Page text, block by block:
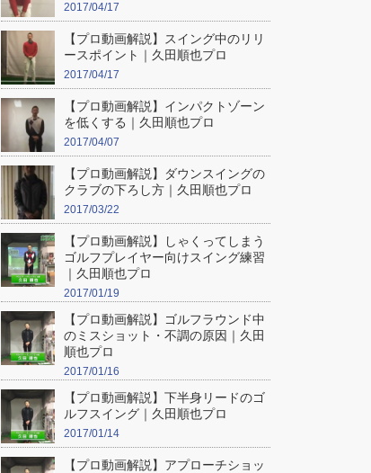
2017/04/17
【プロ動画解説】スイング中のリリ
ースポイント｜久田順也プロ
2017/04/17
【プロ動画解説】インパクトゾーン
を低くする｜久田順也プロ
2017/04/07
【プロ動画解説】ダウンスイングの
クラブの下ろし方｜久田順也プロ
2017/03/22
【プロ動画解説】しゃくってしまう
ゴルフプレイヤー向けスイング練習
｜久田順也プロ
2017/01/19
【プロ動画解説】ゴルフラウンド中
のミスショット・不調の原因｜久田
順也プロ
2017/01/16
【プロ動画解説】下半身リードのゴ
ルフスイング｜久田順也プロ
2017/01/14
【プロ動画解説】アプローチショッ